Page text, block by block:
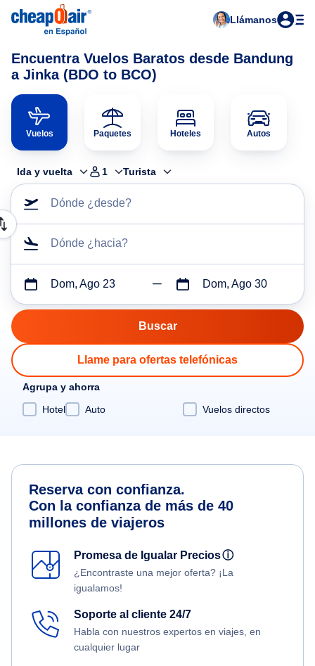
Llámanos
Encuentra Vuelos Baratos desde Bandung
a Jinka (BDO to BCO)
Vuelos Paquetes Hoteles Autos
Ida y vuelta 1 Turista
Dónde ¿desde?
Dónde ¿hacia?
Dom, Ago 23 Dom, Ago 30
Llame para ofertas telefónicas
Agrupa y ahorra
Hotel
Auto Vuelos directos
Reserva con confianza.
Con la confianza de más de 40
millones de viajeros
Promesa de Igualar Preciosⓘ
¿Encontraste una mejor oferta? ¡La
igualamos!
Soporte al cliente 24/7
Habla con nuestros expertos en viajes, en
cualquier lugar